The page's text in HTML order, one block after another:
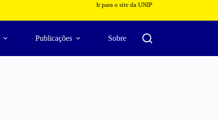
Ir para o site da UNIP
Publicações Sobre